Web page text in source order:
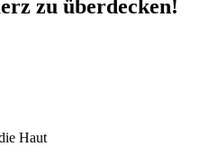
zu überdecken!
in die Haut